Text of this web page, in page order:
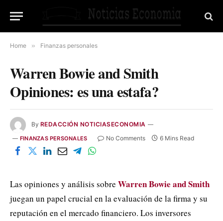
Home » Finanzas personales
Warren Bowie and Smith
Opiniones: es una estafa?
By REDACCIÓN NOTICIASECONOMIA
FINANZAS PERSONALES No Comments 6 Mins Read
Las opiniones y análisis sobre Warren Bowie and Smith
juegan un papel crucial en la evaluación de la firma y su
reputación en el mercado financiero. Los inversores